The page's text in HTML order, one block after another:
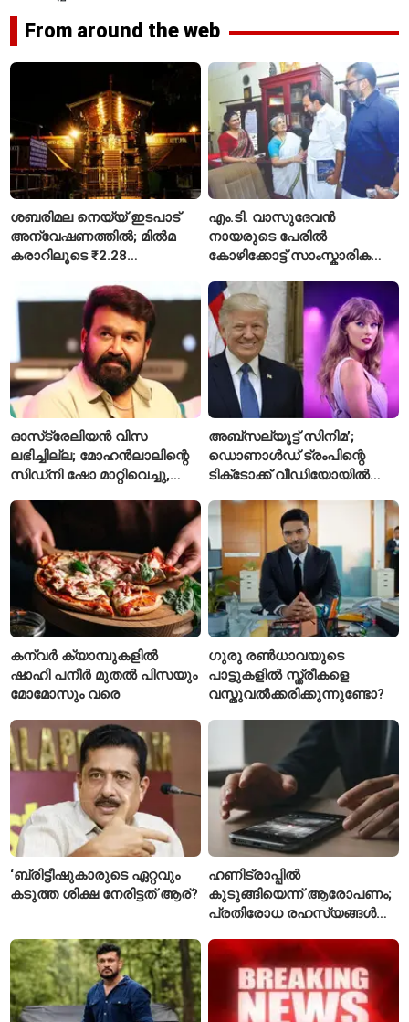
From around the web
ശബരിമല നെയ്യ് ഇടപാട്
അന്വേഷണത്തിൽ; മിൽമ
കരാറിലൂടെ ₹2.28
എഫ്ഐആർ
എം.ടി. വാസുദേവൻ
നായരുടെ പേരിൽ
കോഴിക്കോട്ട് സാംസ്കാരിക
പ്രവർത്തനങ്ങൾക്ക് ₹50
കോടി
ഓസ്‌ട്രേലിയൻ വിസ
ലഭിച്ചില്ല; മോഹൻലാലിന്റെ
സിഡ്‌നി ഷോ മാറ്റിവെച്ചു,
ചോദിച്ച് താരം
അബ്സല്യൂട്ട് സിനിമ’;
ഡൊണാൾഡ് ട്രംപിന്റെ
ടിക്‌ടോക്ക് വീഡിയോയിൽ
‘August’ നീക്കം ചെയ്തു
കന്വർ ക്യാമ്പുകളിൽ
ഷാഹി പനീർ മുതൽ പിസയും
മോമോസും വരെ
ഗുരു രൺധാവയുടെ
പാട്ടുകളിൽ സ്ത്രീകളെ
വസ്തുവൽക്കരിക്കുന്നുണ്ടോ?
‘ബ്രിട്ടീഷുകാരുടെ ഏറ്റവും
കടുത്ത ശിക്ഷ നേരിട്ടത് ആര്?
ഹണിട്രാപ്പിൽ
കുടുങ്ങിയെന്ന് ആരോപണം;
പ്രതിരോധ രഹസ്യങ്ങൾ
വിങ് കമാൻഡർ അറസ്റ്റിൽ